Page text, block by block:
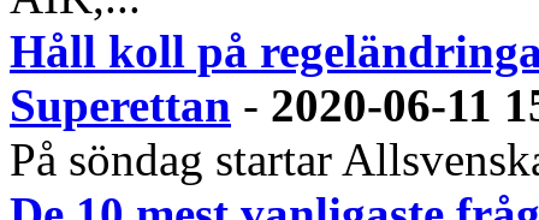
Håll koll på
Superettan - 2020-06-11
På söndag startar